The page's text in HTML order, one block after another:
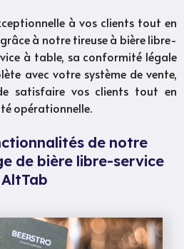
à vos clients tout en
à notre tireuse à bière libre-
à table, sa conformité légale
avec votre système de vente,
satisfaire vos clients tout en
opérationnelle.
de notre
de bière libre-service
AltTab